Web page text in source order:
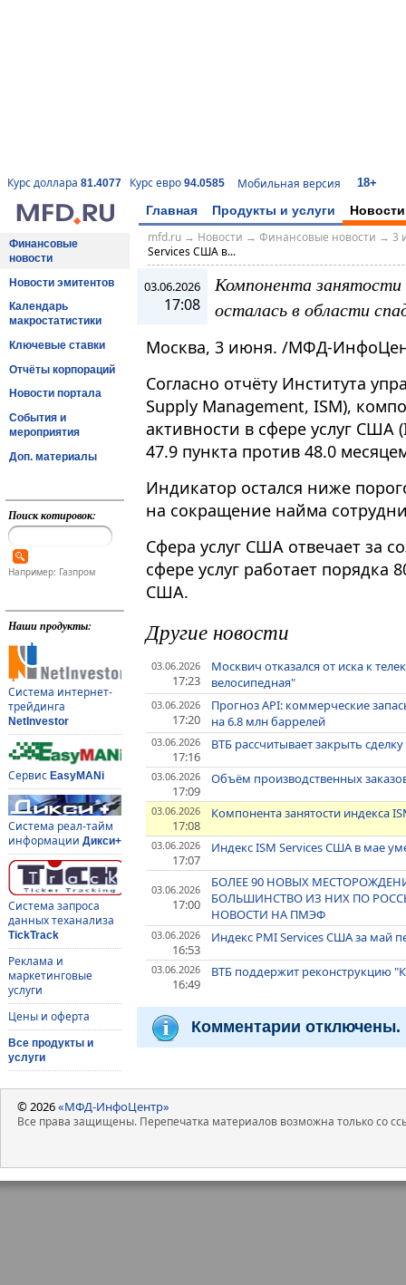
Курс доллара 81.4077 Курс евро 94.0585 Мобильная версия 18+
Главная Продукты и услуги Новости
Финансовые
новости
Новости эмитентов
Календарь
макростатистики
Ключевые ставки
Отчёты корпораций
Новости портала
События и
мероприятия
Доп. материалы
Поиск котировок:
Например: Газпром
Наши продукты:
Система интернет-
трейдинга
NetInvestor
Сервис EasyMANi
Система реал-тайм
информации Дикси+
Система запроса
данных теханализа
TickTrack
Реклама и
маркетинговые
услуги
Цены и оферта
Все продукты и
услуги
mfd.ru→ Новости → Финансовые новости → 3
Services США в...
03.06.2026
17:08
Компонента
осталась в области
Москва, 3 июня. /МФД-
Согласно отчёту Института
Supply Management, ISM),
активности в сфере услуг США
47.9 пункта против 48.0
Индикатор остался ниже
на сокращение найма
Сфера услуг США отвечает за
сфере услуг работает порядка
США.
Другие новости
03.06.2026
17:23
Москвич отказался от иска к
велосипедная"
03.06.2026
17:20
Прогноз API: коммерческие
на 6.8 млн баррелей
03.06.2026
17:16
ВТБ рассчитывает закрыть
03.06.2026
17:09
Объём производственных
03.06.2026
17:08
Компонента занятости индекса
03.06.2026
17:07
Индекс ISM Services США в мае
03.06.2026
17:00
БОЛЕЕ 90 НОВЫХ
БОЛЬШИНСТВО ИЗ НИХ ПО
НОВОСТИ НА ПМЭФ
03.06.2026
16:53
Индекс PMI Services США за май
03.06.2026
16:49
ВТБ поддержит реконструкцию
Комментарии отключены.
© 2026«МФД-ИнфоЦентр»
Все права защищены. Перепечатка материалов возможна только со